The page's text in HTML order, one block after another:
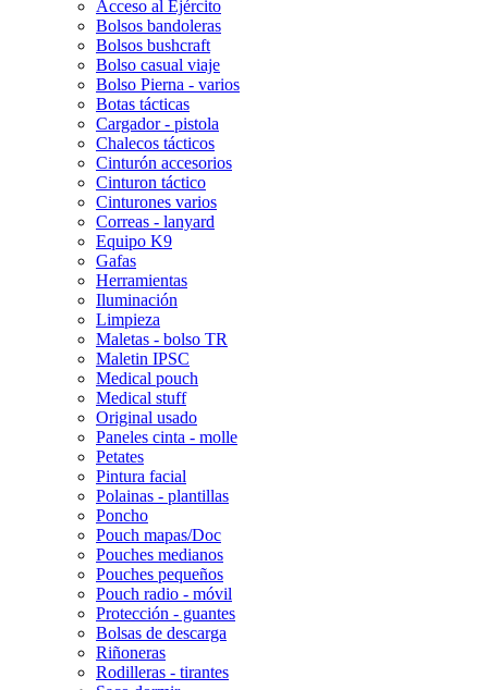
Acceso al Ejército
Bolsos bandoleras
Bolsos bushcraft
Bolso casual viaje
Bolso Pierna - varios
Botas tácticas
Cargador - pistola
Chalecos tácticos
Cinturón accesorios
Cinturon táctico
Cinturones varios
Correas - lanyard
Equipo K9
Gafas
Herramientas
Iluminación
Limpieza
Maletas - bolso TR
Maletin IPSC
Medical pouch
Medical stuff
Original usado
Paneles cinta - molle
Petates
Pintura facial
Polainas - plantillas
Poncho
Pouch mapas/Doc
Pouches medianos
Pouches pequeños
Pouch radio - móvil
Protección - guantes
Bolsas de descarga
Riñoneras
Rodilleras - tirantes